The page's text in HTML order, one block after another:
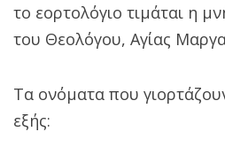
το εορτολόγιο τιμάται η
του Θεολόγου, Αγίας
Τα ονόματα που
εξής: